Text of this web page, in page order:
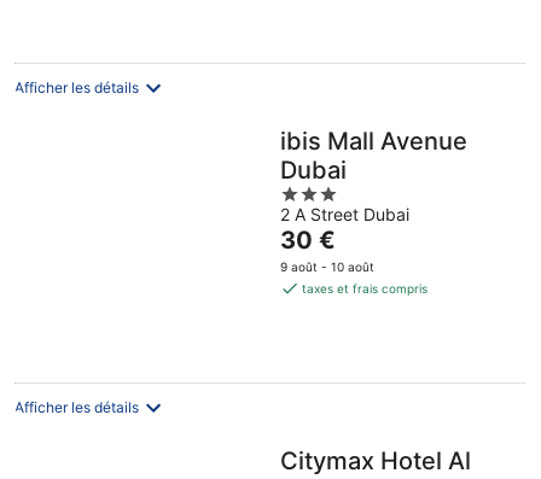
par
Afficher les détails
ibis Mall Avenue
Dubai
3
out
of
5
2 A Street Dubai
Le
prix
est
nuit
30 €
9 août - 10 août
taxes et frais compris
Afficher les détails
Citymax Hotel Al